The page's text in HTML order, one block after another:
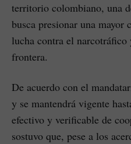
territorio colombiano, una
busca presionar una mayor
lucha contra el
frontera.
De acuerdo con el
y se mantendrá vigente
efectivo y verificable de
sostuvo que, pese a los